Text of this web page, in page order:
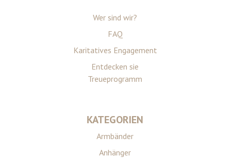
Wer sind wir?
FAQ
Karitatives Engagement
Entdecken sie
Treueprogramm
KATEGORIEN
Armbänder
Anhänger